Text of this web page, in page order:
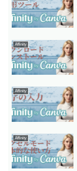
Affinity
Affinity
Affinity